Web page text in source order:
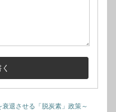
退させる「脱炭素」政策～